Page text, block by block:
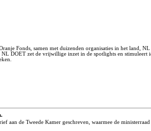
Fonds, samen met duizenden organisaties in het land,
DOET zet de vrijwillige inzet in de spotlights en stimuleert
aan de Tweede Kamer geschreven, waarmee de